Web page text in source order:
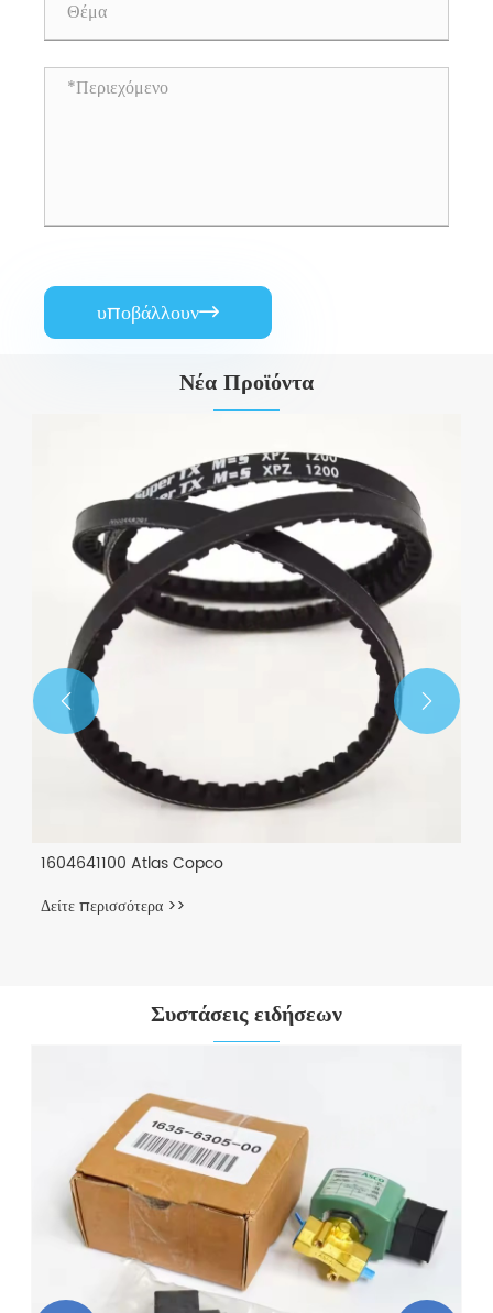
υποβάλλουν
Νέα Προϊόντα
1604641100 Atlas Copco
Δείτε περισσότερα >>
 
Συστάσεις ειδήσεων